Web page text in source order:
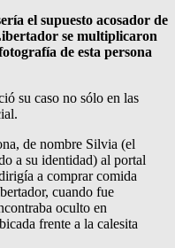
el supuesto acosador de
se multiplicaron
de esta persona
su caso no sólo en las
de nombre Silvia (el
a su identidad) al portal
a comprar comida
cuando fue
oculto en
frente a la calesita